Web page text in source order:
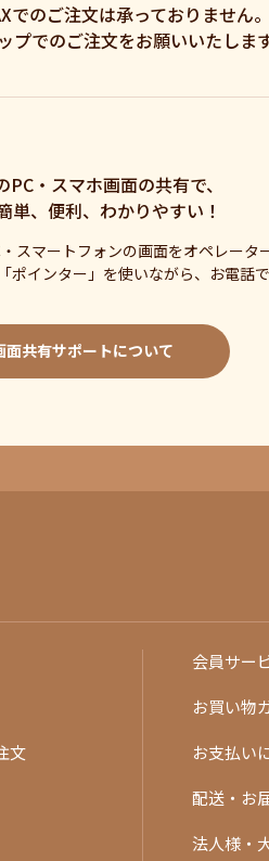
のご注文は承っておりません。
プでのご注文をお願いいたします
PC・スマホ画面の共有で、
単、便利、わかりやすい！
スマートフォンの画面をオペレータ
ポインター」を使いながら、お電話
面共有サポートについて
文
会員サー
お買い物
お支払い
配送・お
法人様・